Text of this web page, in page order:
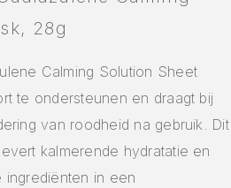
28g
Calming Solution Sheet
te ondersteunen en draagt bij
van roodheid na gebruik. Dit
kalmerende hydratatie en
ingrediënten in een